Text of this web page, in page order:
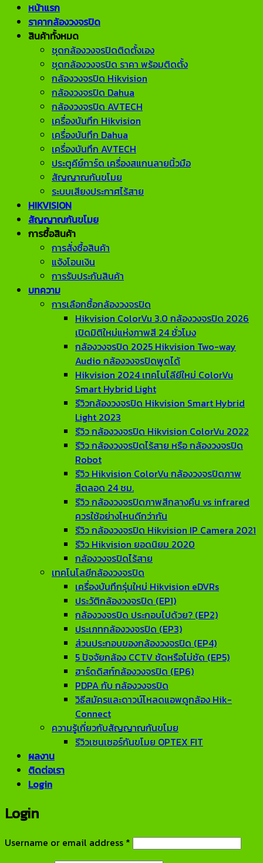
หน้าแรก
ราคากล้องวงจรปิด
สินค้าทั้งหมด
ชุดกล้องวงจรปิดติดตั้งเอง
ชุดกล้องวงจรปิด ราคา พร้อมติดตั้ง
กล้องวงจรปิด Hikvision
กล้องวงจรปิด Dahua
กล้องวงจรปิด AVTECH
เครื่องบันทึก Hikvision
เครื่องบันทึก Dahua
เครื่องบันทึก AVTECH
ประตูคีย์การ์ด เครื่องสแกนลายนิ้วมือ
สัญญาณกันขโมย
ระบบเสียงประกาศไร้สาย
HIKVISION
สัญญาณกันขโมย
การซื้อสินค้า
การสั่งซื้อสินค้า
แจ้งโอนเงิน
การรับประกันสินค้า
บทความ
การเลือกซื้อกล้องวงจรปิด
Hikvision ColorVu 3.0 กล้องวงจรปิด 2026
เปิดมิติใหม่แห่งภาพสี 24 ชั่วโมง
กล้องวงจรปิด 2025 Hikvision Two-way
Audio กล้องวงจรปิดพูดได้
Hikvision 2024 เทคโนโลียีใหม่ ColorVu
Smart Hybrid Light
รีวิวกล้องวงจรปิด Hikvision Smart Hybrid
Light 2023
รีวิว กล้องวงจรปิด Hikvision ColorVu 2022
รีวิว กล้องวงจรปิดไร้สาย หรือ กล้องวงจรปิด
Robot
รีวิว Hikvision ColorVu กล้องวงจรปิดภาพ
สีตลอด 24 ชม.
รีวิว กล้องวงจรปิดภาพสีกลางคืน vs infrared
ควรใช้อย่างไหนดีกว่ากัน
รีวิว กล้องวงจรปิด Hikvision IP Camera 2021
รีวิว Hikvision ยอดนิยม 2020
กล้องวงจรปิดไร้สาย
เทคโนโลยีกล้องวงจรปิด
เครื่องบันทึกรุ่นใหม่ Hikvision eDVRs
ประวัติกล้องวงจรปิด (EP1)
กล้องวงจรปิด ประกอบไปด้วย? (EP2)
ประเภทกล้องวงจรปิด (EP3)
ส่วนประกอบของกล้องวงจรปิด (EP4)
5 ปัจจัยกล้อง CCTV ชัดหรือไม่ชัด (EP5)
ฮาร์ดดิสก์กล้องวงจรปิด (EP6)
PDPA กับ กล้องวงจรปิด
วิธีสมัครและดาวน์โหลดแอพดูกล้อง Hik-
Connect
ความรู้เกี่ยวกับสัญญาณกันขโมย
รีวิวเซนเซอร์กันขโมย OPTEX FIT
ผลงาน
ติดต่อเรา
Login
Login
Username or email address * Required